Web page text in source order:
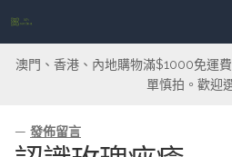
澳門、香港、內地購物滿$1000免運
單慎拍。歡迎
— 發佈留言